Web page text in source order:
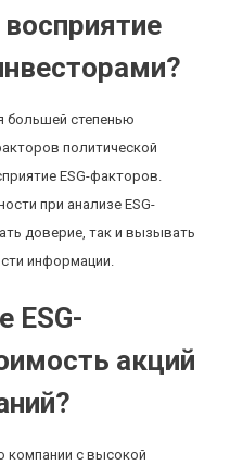
большей степенью
политической
ESG-факторов.
при анализе ESG-
доверие, так и вызывать
информации.
ESG-
акций
компании с высокой